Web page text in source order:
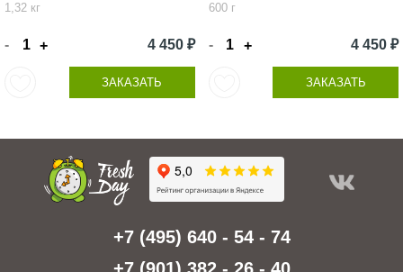
1,32 кг
- + 4 450 ₽
ЗАКАЗАТЬ
600 г
- + 4 450 ₽
ЗАКАЗАТЬ
+7 (495) 640 - 54 - 74